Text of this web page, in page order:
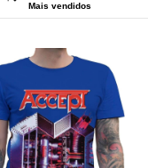
Mais vendidos